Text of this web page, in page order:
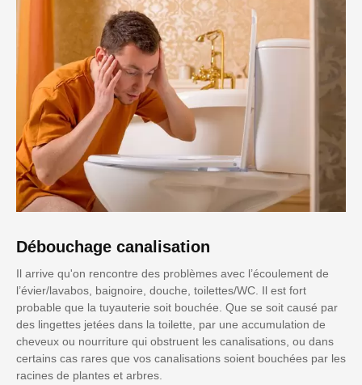
Débouchage canalisation
Il arrive qu'on rencontre des problèmes avec l’écoulement de
l’évier/lavabos, baignoire, douche, toilettes/WC. Il est fort
probable que la tuyauterie soit bouchée. Que se soit causé par
des lingettes jetées dans la toilette, par une accumulation de
cheveux ou nourriture qui obstruent les canalisations, ou dans
certains cas rares que vos canalisations soient bouchées par les
racines de plantes et arbres.